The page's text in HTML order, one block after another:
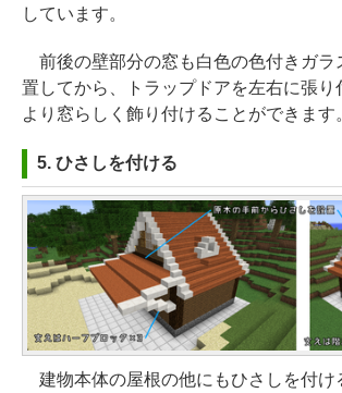
しています。
前後の壁部分の窓も白色の色付きガラ
置してから、トラップドアを左右に張り
より窓らしく飾り付けることができます
5. ひさしを付ける
建物本体の屋根の他にもひさしを付け